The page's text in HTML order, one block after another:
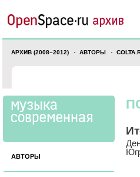
АРХИВ (2008–2012) АВТОРЫ
АВТОРЫ